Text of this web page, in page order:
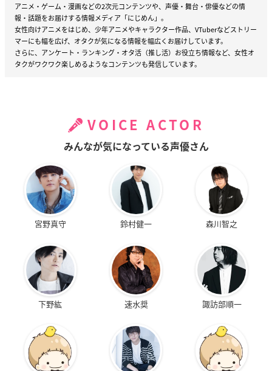
アニメ・ゲーム・漫画などの2次元コンテンツや、声優・舞台・俳優などの情
報・話題をお届けする情報メディア「にじめん」。
女性向けアニメをはじめ、少年アニメやキャラクター作品、VTuberなどストリー
マーにも幅を広げ、オタクが気になる情報を幅広くお届けしています。
さらに、アンケート・ランキング・オタ活（推し活）お役立ち情報など、女性オ
タクがワクワク楽しめるようなコンテンツも発信しています。
VOICE ACTOR
みんなが気になっている声優さん
宮野真守 鈴村健一 森川智之
下野紘 速水奨 諏訪部順一